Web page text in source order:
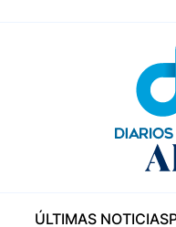
ÚLTIMAS NOTICIAS